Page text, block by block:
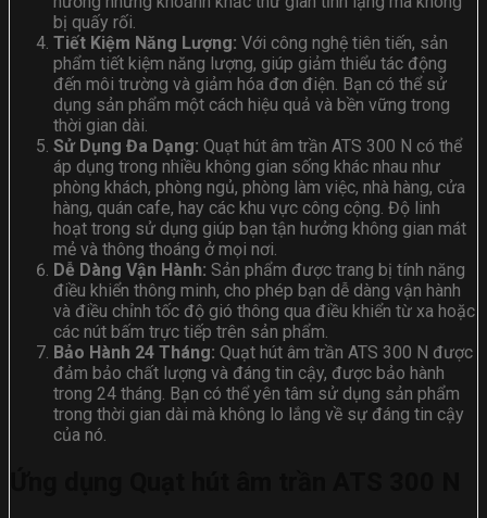
bị quấy rối.
Tiết Kiệm Năng Lượng: Với công nghệ tiên tiến, sản
phẩm tiết kiệm năng lượng, giúp giảm thiểu tác động
đến môi trường và giảm hóa đơn điện. Bạn có thể sử
dụng sản phẩm một cách hiệu quả và bền vững trong
thời gian dài.
Sử Dụng Đa Dạng: Quạt hút âm trần ATS 300 N có thể
áp dụng trong nhiều không gian sống khác nhau như
phòng khách, phòng ngủ, phòng làm việc, nhà hàng, cửa
hàng, quán cafe, hay các khu vực công cộng. Độ linh
hoạt trong sử dụng giúp bạn tận hưởng không gian mát
mẻ và thông thoáng ở mọi nơi.
Dễ Dàng Vận Hành: Sản phẩm được trang bị tính năng
điều khiển thông minh, cho phép bạn dễ dàng vận hành
và điều chỉnh tốc độ gió thông qua điều khiển từ xa hoặc
các nút bấm trực tiếp trên sản phẩm.
Bảo Hành 24 Tháng: Quạt hút âm trần ATS 300 N được
đảm bảo chất lượng và đáng tin cậy, được bảo hành
trong 24 tháng. Bạn có thể yên tâm sử dụng sản phẩm
trong thời gian dài mà không lo lắng về sự đáng tin cậy
của nó.